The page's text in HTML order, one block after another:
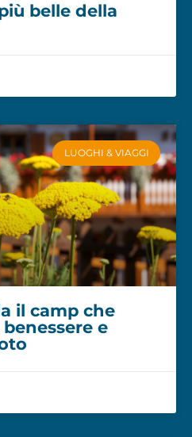
belle della
LUOGHI & VIAGGI
il camp che
e